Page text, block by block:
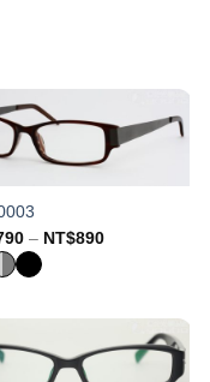
– NT$890Price